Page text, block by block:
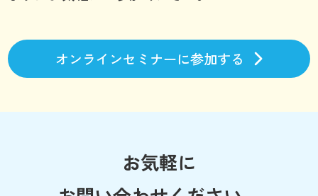
オンラインセミナーに参加する
お気軽に